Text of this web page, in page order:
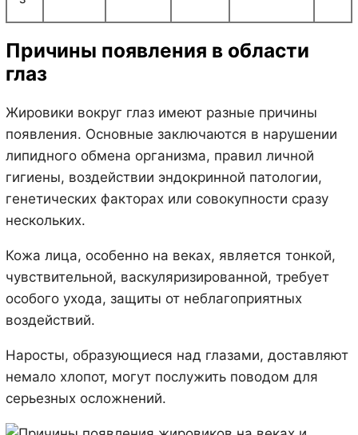
Причины появления в области
глаз
Жировики вокруг глаз имеют разные причины
появления. Основные заключаются в нарушении
липидного обмена организма, правил личной
гигиены, воздействии эндокринной патологии,
генетических факторах или совокупности сразу
нескольких.
Кожа лица, особенно на веках, является тонкой,
чувствительной, васкуляризированной, требует
особого ухода, защиты от неблагоприятных
воздействий.
Наросты, образующиеся над глазами, доставляют
немало хлопот, могут послужить поводом для
серьезных осложнений.